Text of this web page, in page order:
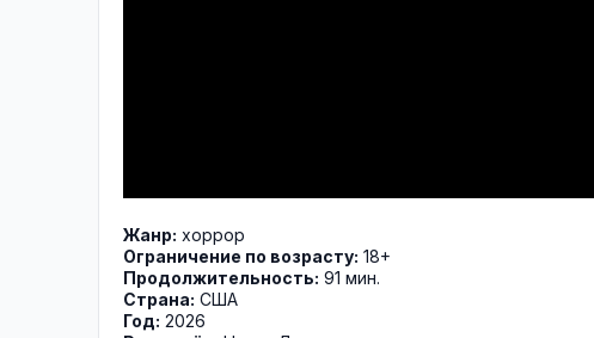
Жанр: хоррор
Ограничение по возрасту: 18+
Продолжительность: 91 мин.
Страна: США
Год: 2026